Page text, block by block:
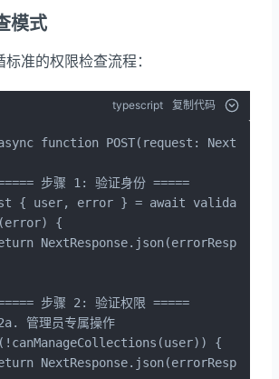
模式
准的权限检查流程：
typescript 复制代码
function POST(request:
步骤 1: 验证身份 =====
{ user, error } = await
{
步骤 2: 验证权限 =====
管理员专属操作
{